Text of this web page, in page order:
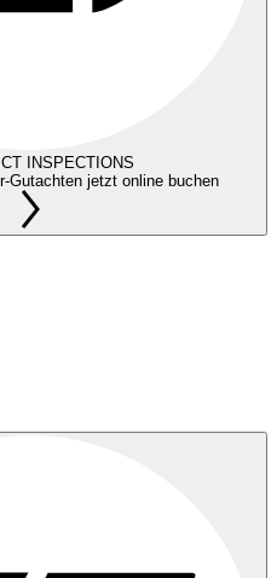
INSPECTIONS
Gutachten jetzt online buchen